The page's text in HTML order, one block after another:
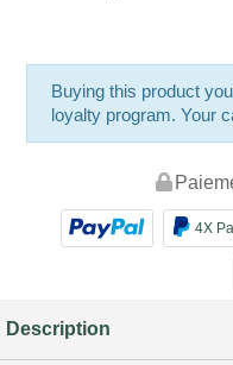
Buying this product
loyalty program. Your
4X
Description